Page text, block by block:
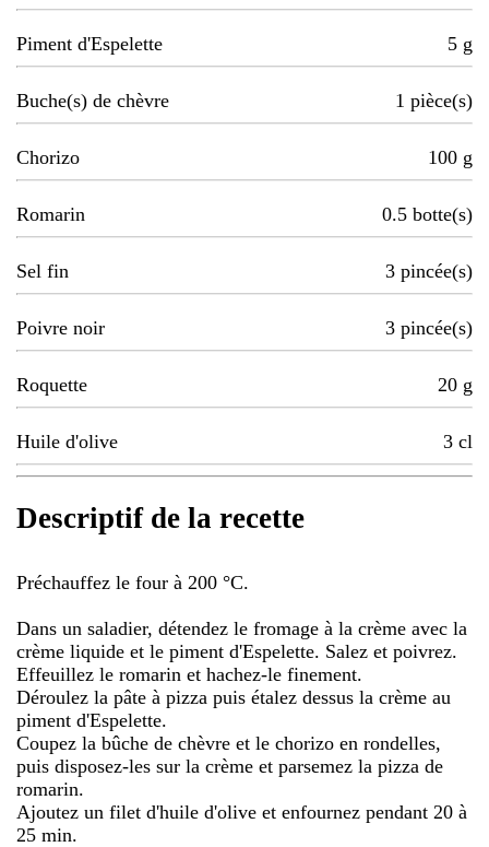
Piment d'Espelette 5 g
Buche(s) de chèvre 1 pièce(s)
Chorizo 100 g
Romarin 0.5 botte(s)
Sel fin 3 pincée(s)
Poivre noir 3 pincée(s)
Roquette 20 g
Huile d'olive 3 cl
Descriptif de la recette
Préchauffez le four à 200 °C.
Dans un saladier, détendez le fromage à la crème avec la
crème liquide et le piment d'Espelette. Salez et poivrez.
Effeuillez le romarin et hachez-le finement.
Déroulez la pâte à pizza puis étalez dessus la crème au
piment d'Espelette.
Coupez la bûche de chèvre et le chorizo en rondelles,
puis disposez-les sur la crème et parsemez la pizza de
romarin.
Ajoutez un filet d'huile d'olive et enfournez pendant 20 à
25 min.